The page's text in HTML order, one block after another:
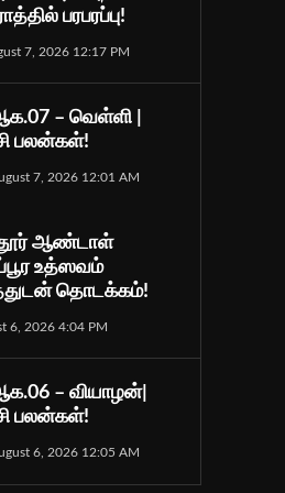
பரபரப்பு!
7, 2026 12:17 PM
– வெள்ளி |
பலன்கள்!
7, 2026 12:01 AM
ஆண்டாள்
உத்ஸவம்
தொடக்கம்!
6, 2026 4:04 PM
– வியாழன்|
பலன்கள்!
6, 2026 12:05 AM